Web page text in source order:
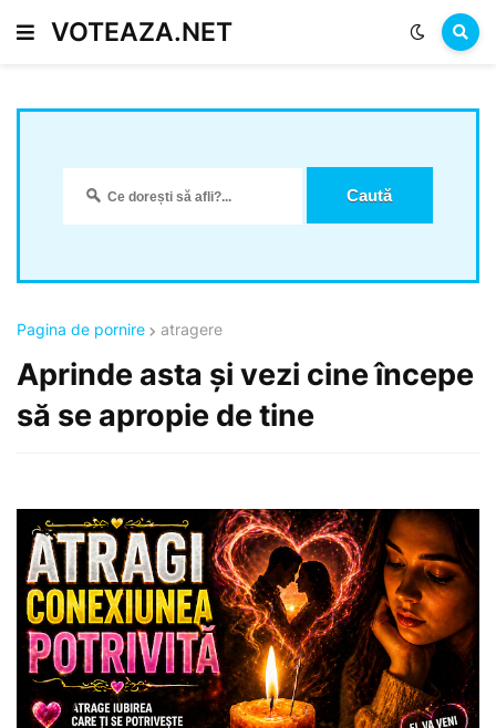
VOTEAZA.NET
Pagina de pornire atragere
Aprinde asta și vezi cine începe
să se apropie de tine